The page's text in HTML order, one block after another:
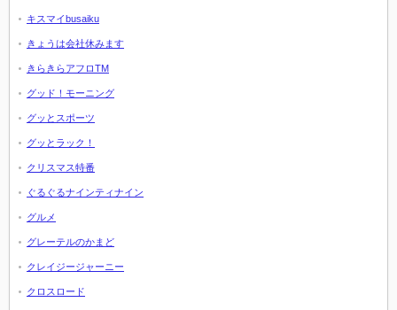
キスマイbusaiku
きょうは会社休みます
きらきらアフロTM
グッド！モーニング
グッとスポーツ
グッとラック！
クリスマス特番
ぐるぐるナインティナイン
グルメ
グレーテルのかまど
クレイジージャーニー
クロスロード